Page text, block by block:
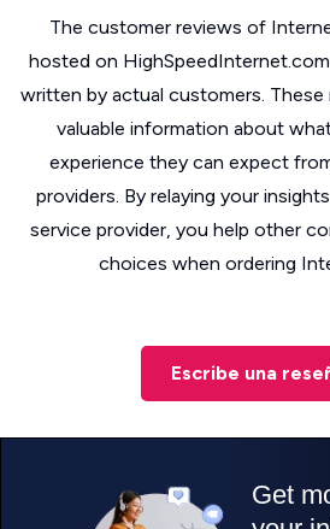
The customer reviews of
hosted on
written by actual customers. These
valuable information about
experience they can expect
providers. By relaying your
service provider, you help other
choices when ordering
Escribe una